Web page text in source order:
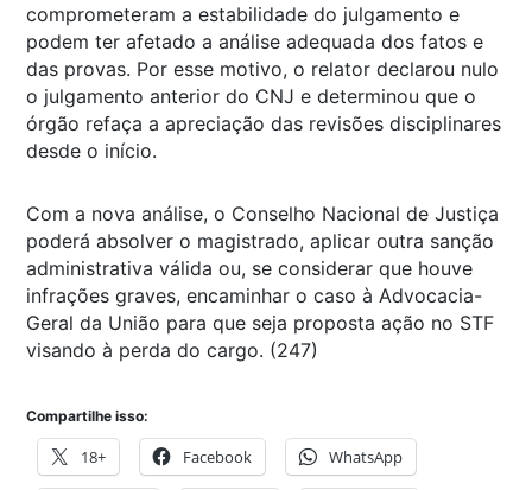
comprometeram a estabilidade do julgamento e
podem ter afetado a análise adequada dos fatos e
das provas. Por esse motivo, o relator declarou nulo
o julgamento anterior do CNJ e determinou que o
órgão refaça a apreciação das revisões disciplinares
desde o início.
Com a nova análise, o Conselho Nacional de Justiça
poderá absolver o magistrado, aplicar outra sanção
administrativa válida ou, se considerar que houve
infrações graves, encaminhar o caso à Advocacia-
Geral da União para que seja proposta ação no STF
visando à perda do cargo. (247)
Compartilhe isso:
18+ Facebook WhatsApp